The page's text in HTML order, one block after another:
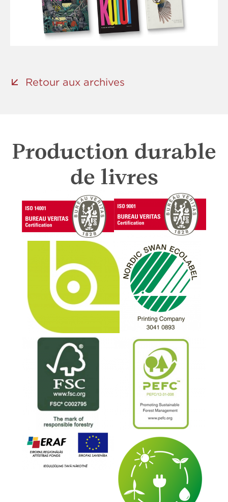
Retour aux archives
Production durable
de livres